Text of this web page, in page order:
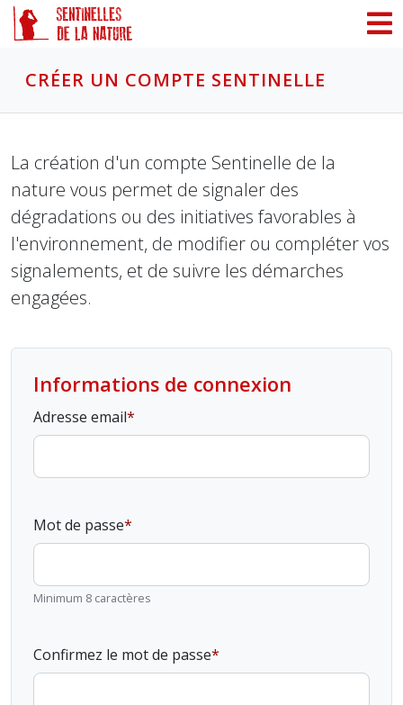
CRÉER UN COMPTE SENTINELLE
La création d'un compte Sentinelle de la
nature vous permet de signaler des
dégradations ou des initiatives favorables à
l'environnement, de modifier ou compléter vos
signalements, et de suivre les démarches
engagées.
Informations de connexion
Adresse email
Mot de passe
Minimum 8 caractères
Confirmez le mot de passe
Panneau de gestion des cookies